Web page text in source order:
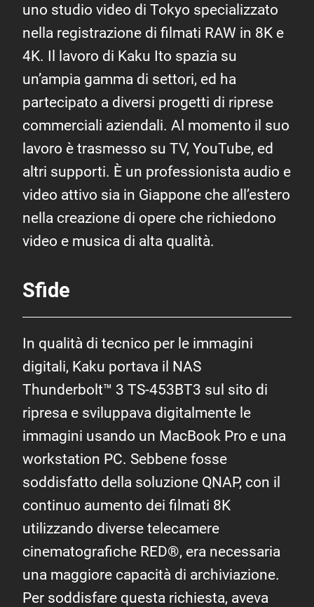
uno studio video di Tokyo specializzato
nella registrazione di filmati RAW in 8K e
4K. Il lavoro di Kaku Ito spazia su
un’ampia gamma di settori, ed ha
partecipato a diversi progetti di riprese
commerciali aziendali. Al momento il suo
lavoro è trasmesso su TV, YouTube, ed
altri supporti. È un professionista audio e
video attivo sia in Giappone che all’estero
nella creazione di opere che richiedono
video e musica di alta qualità.
Sfide
In qualità di tecnico per le immagini
digitali, Kaku portava il NAS
Thunderbolt™ 3 TS-453BT3 sul sito di
ripresa e sviluppava digitalmente le
immagini usando un MacBook Pro e una
workstation PC. Sebbene fosse
soddisfatto della soluzione QNAP, con il
continuo aumento dei filmati 8K
utilizzando diverse telecamere
cinematografiche RED®, era necessaria
una maggiore capacità di archiviazione.
Per soddisfare questa richiesta, aveva